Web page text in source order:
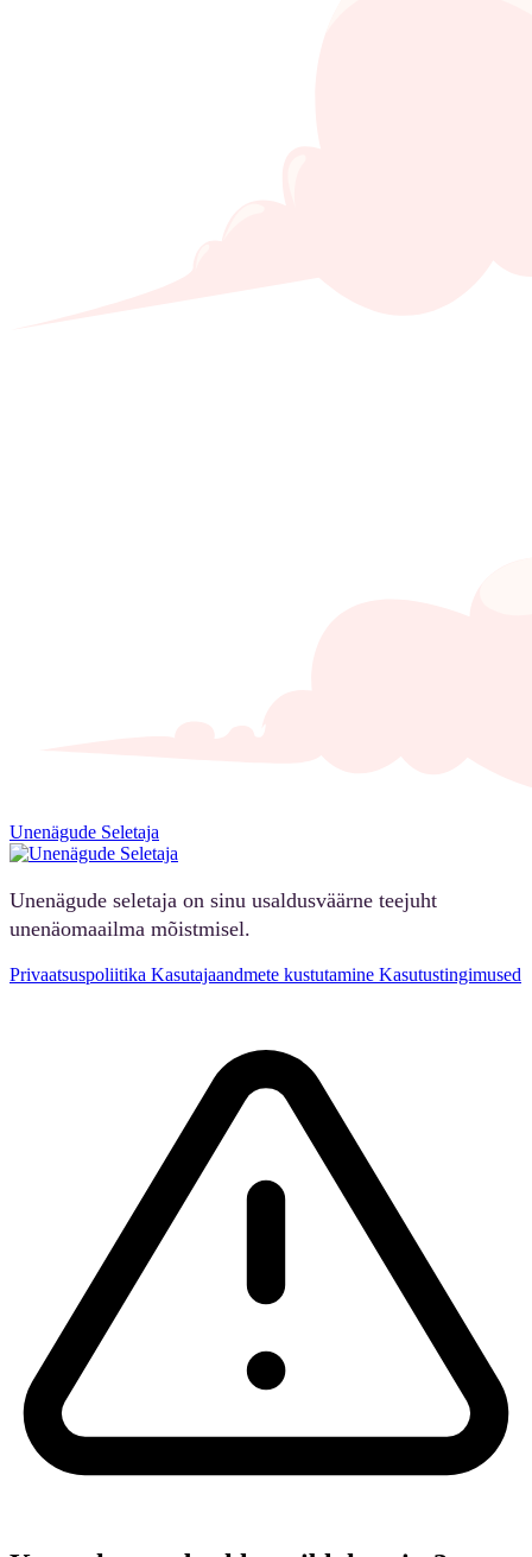
Unenägude Seletaja
Unenägude seletaja on sinu usaldusväärne teejuht
unenäomaailma mõistmisel.
Privaatsuspoliitika Kasutajaandmete kustutamine Kasutustingimused